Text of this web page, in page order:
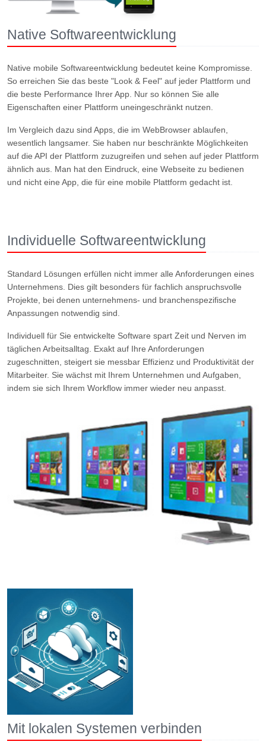
Native Softwareentwicklung
Native mobile Softwareentwicklung bedeutet keine Kompromisse.
So erreichen Sie das beste "Look & Feel" auf jeder Plattform und
die beste Performance Ihrer App. Nur so können Sie alle
Eigenschaften einer Plattform uneingeschränkt nutzen.
Im Vergleich dazu sind Apps, die im WebBrowser ablaufen,
wesentlich langsamer. Sie haben nur beschränkte Möglichkeiten
auf die API der Plattform zuzugreifen und sehen auf jeder Plattform
ähnlich aus. Man hat den Eindruck, eine Webseite zu bedienen
und nicht eine App, die für eine mobile Plattform gedacht ist.
Individuelle Softwareentwicklung
Standard Lösungen erfüllen nicht immer alle Anforderungen eines
Unternehmens. Dies gilt besonders für fachlich anspruchsvolle
Projekte, bei denen unternehmens- und branchenspezifische
Anpassungen notwendig sind.
Individuell für Sie entwickelte Software spart Zeit und Nerven im
täglichen Arbeitsalltag. Exakt auf Ihre Anforderungen
zugeschnitten, steigert sie messbar Effizienz und Produktivität der
Mitarbeiter. Sie wächst mit Ihrem Unternehmen und Aufgaben,
indem sie sich Ihrem Workflow immer wieder neu anpasst.
Mit lokalen Systemen verbinden